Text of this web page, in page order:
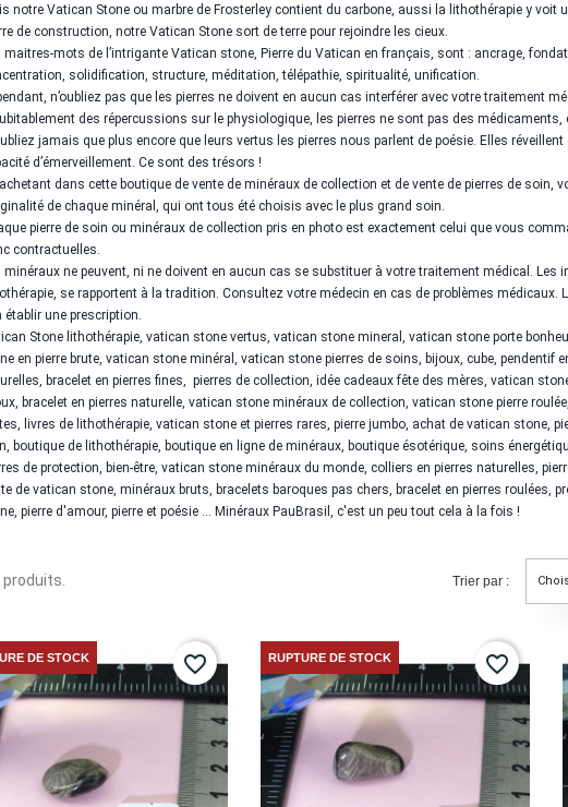
notre Vatican Stone ou marbre de Frosterley contient du carbone, aussi la lithothérapie y voit
de construction, notre Vatican Stone sort de terre pour rejoindre les cieux.
maitres-mots de l’intrigante Vatican stone, Pierre du Vatican en français, sont : ancrage,
solidification, structure, méditation, télépathie, spiritualité, unification.
n’oubliez pas que les pierres ne doivent en aucun cas interférer avec votre traitement
des répercussions sur le physiologique, les pierres ne sont pas des
jamais que plus encore que leurs vertus les pierres nous parlent de poésie. Elles
d’émerveillement. Ce sont des trésors !
dans cette boutique de vente de minéraux de collection et de vente de pierres de soin,
de chaque minéral, qui ont tous été choisis avec le plus grand soin.
pierre de soin ou minéraux de collection pris en photo est exactement celui que vous
contractuelles.
minéraux ne peuvent, ni ne doivent en aucun cas se substituer à votre traitement médical. Les
se rapportent à la tradition. Consultez votre médecin en cas de problèmes
établir une prescription.
Stonelithothérapie, vatican stonevertus, vatican stonemineral, vatican stoneporte
en pierre brute, vatican stoneminéral, vatican stonepierres de soins, bijoux, cube, pendentif
bracelet en pierres fines, pierres de collection, idée cadeaux fête des mères, vatican
bracelet en pierres naturelle, vatican stoneminéraux de collection, vatican stone pierre
livres de lithothérapie, vatican stoneet pierres rares, pierre jumbo, achat de vatican stone,
boutique de lithothérapie, boutique en ligne de minéraux, boutique ésotérique, soins
de protection, bien-être, vatican stoneminéraux du monde, colliers en pierres naturelles,
de vatican stone, minéraux bruts, bracelets baroques pas chers, bracelet en pierres roulées,
, pierre d'amour, pierre et poésie ... Minéraux PauBrasil, c'est un peu tout cela à la fois !
produits. Trier par :
DE STOCK favorite_border RUPTURE DE STOCK favorite_border